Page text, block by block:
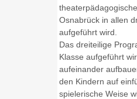
Osnabrück in allen
aufgeführt wird.
Das dreiteilige
Klasse aufgeführt
aufeinander
den Kindern auf
spielerische Weise